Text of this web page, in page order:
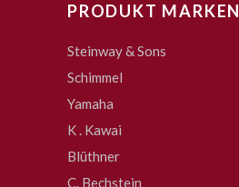
PRODUKT MARKEN
Steinway & Sons
Schimmel
Yamaha
K . Kawai
Blüthner
C. Bechstein